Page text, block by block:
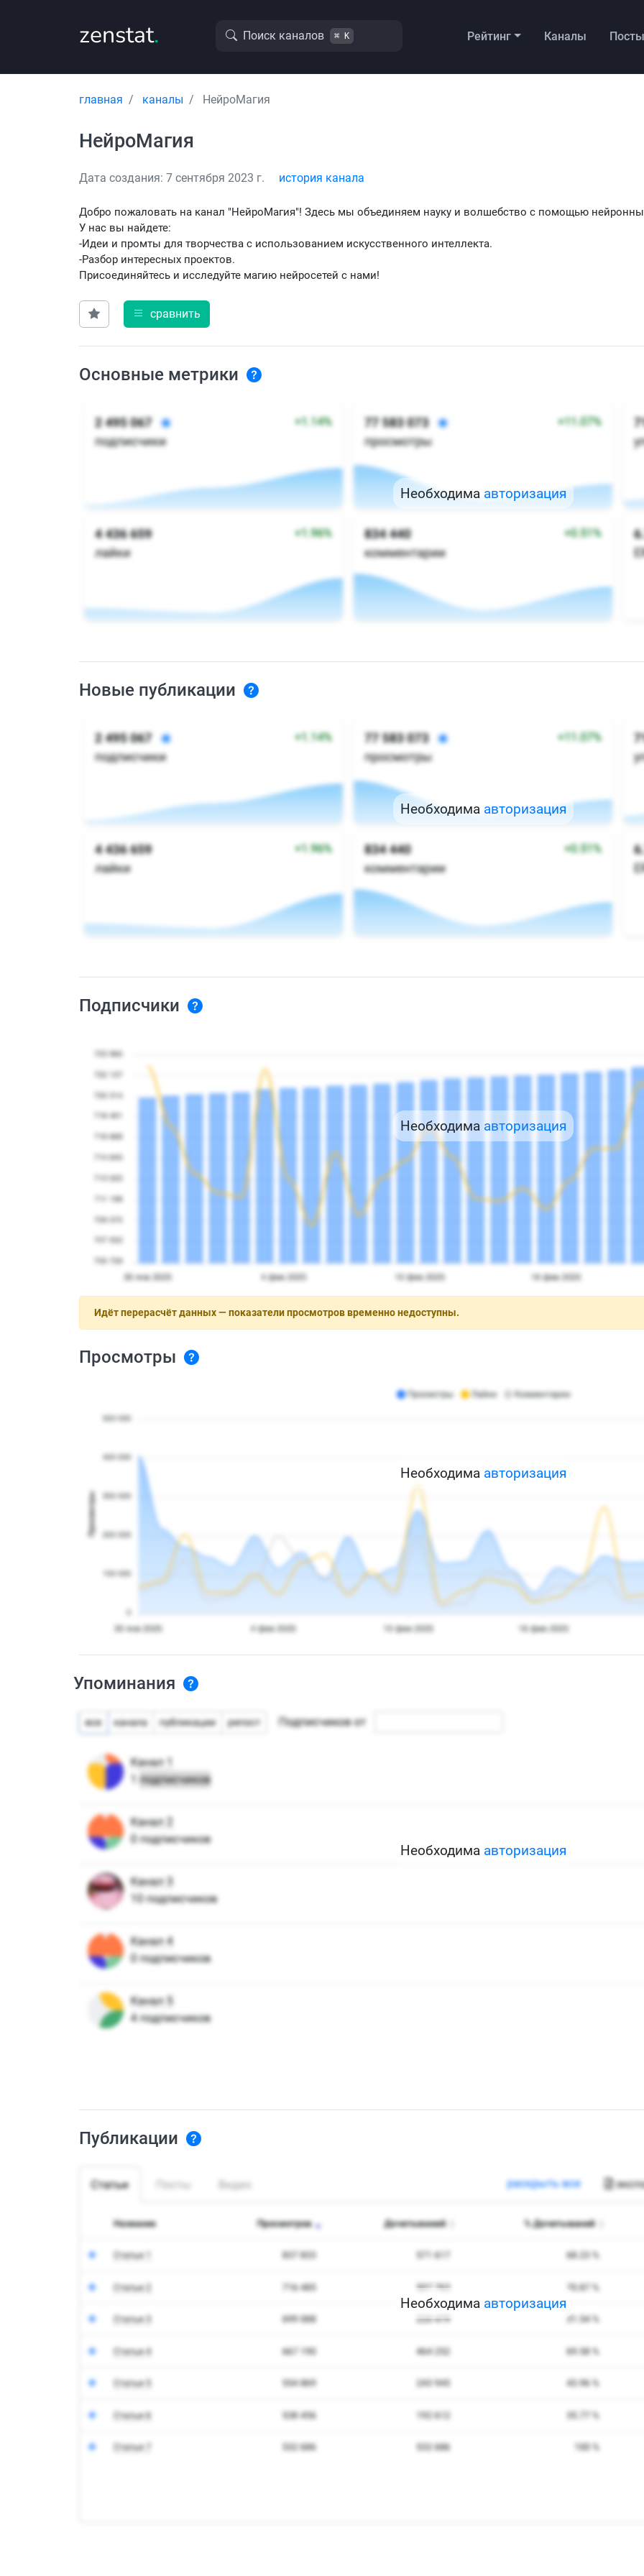
zenstat. Поиск каналов ⌘ K Рейтинг Каналы Посты
главная каналы НейроМагия
НейроМагия
Дата создания: 7 сентября 2023 г. история канала
Добро пожаловать на канал "НейроМагия"! Здесь мы объединяем науку и волшебство с помощью
У нас вы найдете:
-Идеи и промты для творчества с использованием искусственного интеллекта.
-Разбор интересных проектов.
Присоединяйтесь и исследуйте магию нейросетей с нами!
сравнить
Основные метрики
Необходима авторизация
Новые публикации
Необходима авторизация
Подписчики
Необходима авторизация
Идёт перерасчёт данных — показатели просмотров временно недоступны.
Просмотры
Необходима авторизация
Упоминания
Необходима авторизация
Публикации
Необходима авторизация